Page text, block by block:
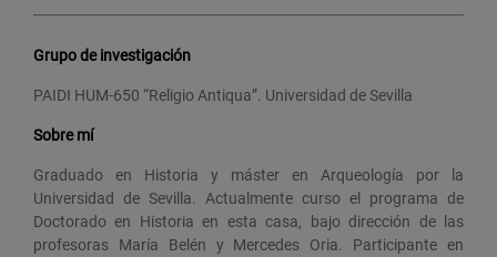
Grupo de investigación
PAIDI HUM-650 “Religio Antiqua”. Universidad de Sevilla
Sobre mí
Graduado en Historia y máster en Arqueología por la
Universidad de Sevilla. Actualmente curso el programa de
Doctorado en Historia en esta casa, bajo dirección de las
profesoras María Belén y Mercedes Oria. Participante en